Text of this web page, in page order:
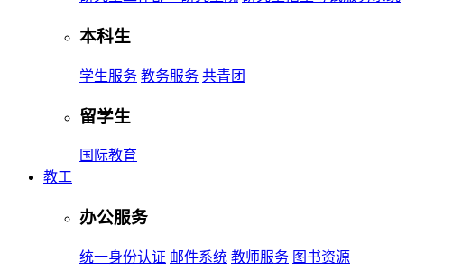
本科生
学生服务 教务服务 共青团
留学生
国际教育
教工
办公服务
统一身份认证 邮件系统 教师服务 图书资源